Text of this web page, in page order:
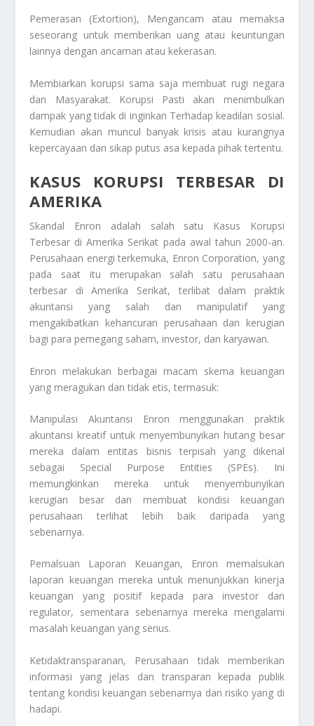
Pemerasan (Extortion), Mengancam atau memaksa
seseorang untuk memberikan uang atau keuntungan
lainnya dengan ancaman atau kekerasan.
Membiarkan korupsi sama saja membuat rugi negara
dan Masyarakat. Korupsi Pasti akan menimbulkan
dampak yang tidak di inginkan Terhadap keadilan sosial.
Kemudian akan muncul banyak krisis atau kurangnya
kepercayaan dan sikap putus asa kepada pihak tertentu.
KASUS KORUPSI TERBESAR DI
AMERIKA
Skandal Enron adalah salah satu
Kasus Korupsi
Terbesar di Amerika Serikat pada awal tahun 2000-an.
Perusahaan energi terkemuka, Enron Corporation, yang
pada saat itu merupakan salah satu perusahaan
terbesar di Amerika Serikat, terlibat dalam praktik
akuntansi yang salah dan manipulatif yang
mengakibatkan kehancuran perusahaan dan kerugian
bagi para pemegang saham, investor, dan karyawan.
Enron melakukan berbagai macam skema keuangan
yang meragukan dan tidak etis, termasuk:
Manipulasi Akuntansi Enron menggunakan praktik
akuntansi kreatif untuk menyembunyikan hutang besar
mereka dalam entitas bisnis terpisah yang dikenal
sebagai Special Purpose Entities (SPEs). Ini
memungkinkan mereka untuk menyembunyikan
kerugian besar dan membuat kondisi keuangan
perusahaan terlihat lebih baik daripada yang
sebenarnya.
Pemalsuan Laporan Keuangan, Enron memalsukan
laporan keuangan mereka untuk menunjukkan kinerja
keuangan yang positif kepada para investor dan
regulator, sementara sebenarnya mereka mengalami
masalah keuangan yang serius.
Ketidaktransparanan, Perusahaan tidak memberikan
informasi yang jelas dan transparan kepada publik
tentang kondisi keuangan sebenarnya dan risiko yang di
hadapi.